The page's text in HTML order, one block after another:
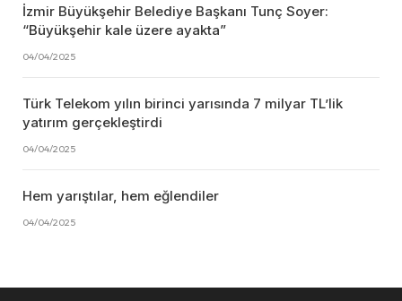
İzmir Büyükşehir Belediye Başkanı Tunç Soyer:
“Büyükşehir kale üzere ayakta”
04/04/2025
Türk Telekom yılın birinci yarısında 7 milyar TL’lik
yatırım gerçekleştirdi
04/04/2025
Hem yarıştılar, hem eğlendiler
04/04/2025